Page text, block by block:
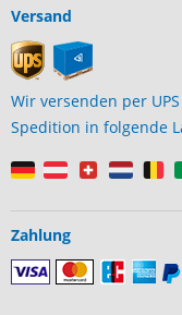
Versand
Wir versenden per
Spedition in folgende
Zahlung